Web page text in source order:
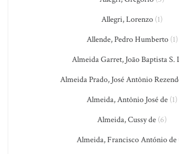
Allegri, Lorenzo (1)
Allende, Pedro Humberto(1)
Almeida Garret, João Baptista S.
Almeida Prado, José Antônio
Almeida, Antônio José de (1)
Almeida, Cussy de (6)
Almeida, Francisco António de